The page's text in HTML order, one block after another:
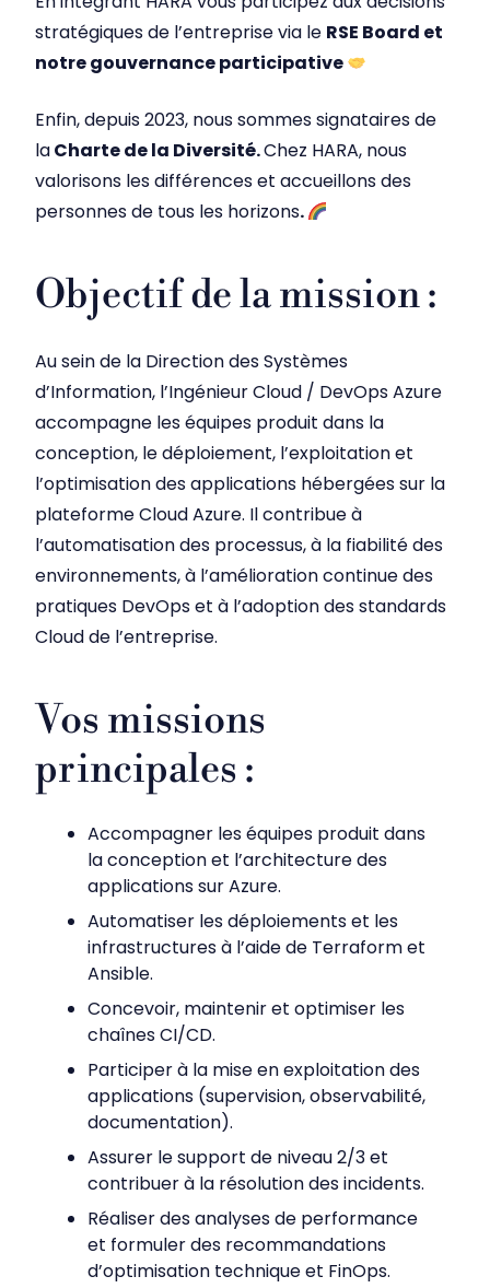
stratégiques de l’entreprise via le RSE Board et
notre gouvernance participative
Enfin, depuis 2023, nous sommes signataires de
laCharte de la Diversité.Chez HARA, nous
valorisons les différences et accueillons des
personnes de tous les horizons.
Objectif de la mission :
Au sein de la Direction des Systèmes
d’Information, l’Ingénieur Cloud / DevOps Azure
accompagne les équipes produit dans la
conception, le déploiement, l’exploitation et
l’optimisation des applications hébergées sur la
plateforme Cloud Azure. Il contribue à
l’automatisation des processus, à la fiabilité des
environnements, à l’amélioration continue des
pratiques DevOps et à l’adoption des standards
Cloud de l’entreprise.
Vos missions
principales :
Accompagner les équipes produit dans
la conception et l’architecture des
applications sur Azure.
Automatiser les déploiements et les
infrastructures à l’aide de Terraform et
Ansible.
Concevoir, maintenir et optimiser les
chaînes CI/CD.
Participer à la mise en exploitation des
applications (supervision, observabilité,
documentation).
Assurer le support de niveau 2/3 et
contribuer à la résolution des incidents.
Réaliser des analyses de performance
et formuler des recommandations
d’optimisation technique et FinOps.